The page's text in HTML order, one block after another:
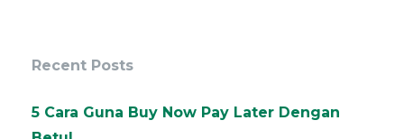
Recent Posts
5 Cara Guna Buy Now Pay Later Dengan